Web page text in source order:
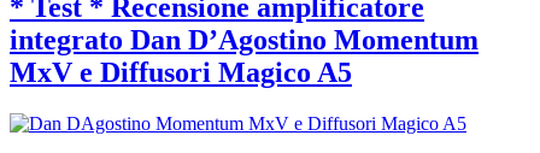
* Test * Recensione amplificatore
integrato Dan D’Agostino Momentum
MxV e Diffusori Magico A5